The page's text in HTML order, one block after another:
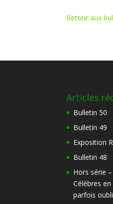
Retour aux
Articles
Bulletin 50
Bulletin 49
Exposition
Bulletin 48
Hors série
Célèbres
parfois